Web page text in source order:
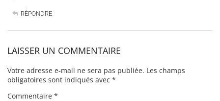
RÉPONDRE
LAISSER UN COMMENTAIRE
Votre adresse e-mail ne sera pas publiée. Les champs
obligatoires sont indiqués avec *
Commentaire *